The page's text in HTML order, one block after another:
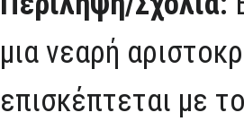
μια νεαρή
επισκέπτεται με